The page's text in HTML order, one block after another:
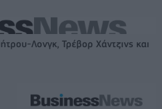
Λονγκ, Τρέβορ Χάντζινς και